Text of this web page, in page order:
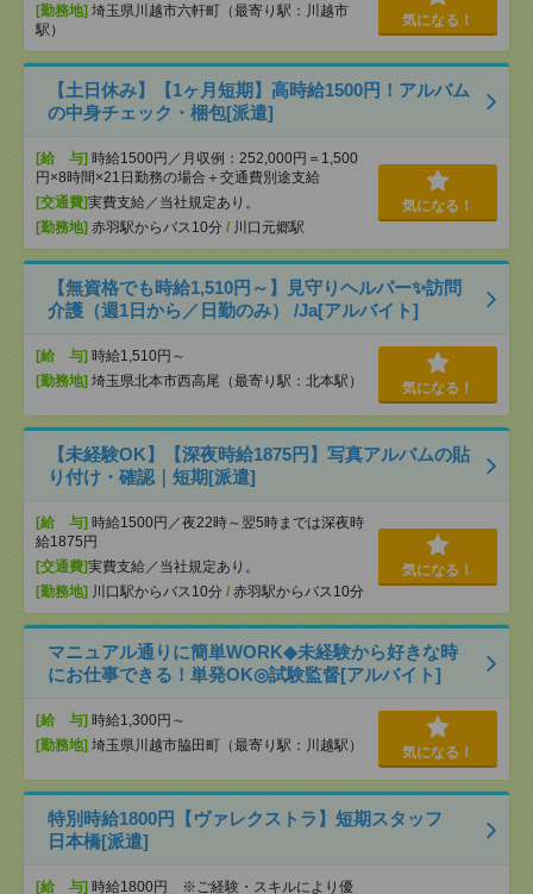
[勤務地] 埼玉県川越市六軒町（最寄り駅：川越市
駅）
気になる！
【土日休み】【1ヶ月短期】高時給1500円！アルバム
の中身チェック・梱包[派遣]
[給 与] 時給1500円／月収例：252,000円＝1,500
円×8時間×21日勤務の場合＋交通費別途支給
[交通費]実費支給／当社規定あり。
[勤務地] 赤羽駅からバス10分 / 川口元郷駅
気になる！
【無資格でも時給1,510円～】見守りヘルパー✨訪問
介護（週1日から／日勤のみ） /Ja[アルバイト]
[給 与] 時給1,510円～
[勤務地] 埼玉県北本市西高尾（最寄り駅：北本駅） 気になる！
【未経験OK】【深夜時給1875円】写真アルバムの貼
り付け・確認｜短期[派遣]
[給 与] 時給1500円／夜22時～翌5時までは深夜時
給1875円
[交通費]実費支給／当社規定あり。
[勤務地] 川口駅からバス10分 / 赤羽駅からバス10分
気になる！
マニュアル通りに簡単WORK◆未経験から好きな時
にお仕事できる！単発OK◎試験監督[アルバイト]
[給 与] 時給1,300円～
[勤務地] 埼玉県川越市脇田町（最寄り駅：川越駅） 気になる！
特別時給1800円【ヴァレクストラ】短期スタッフ
日本橋[派遣]
[給 与] 時給1800円 ※ご経験・スキルにより優